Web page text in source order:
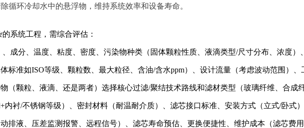
循环冷却水中的悬浮物，维持系统效率和设备寿命。
系统工程，需综合评估：
成分、温度、粘度、密度、污染物种类（固体颗粒性质、液滴类型/尺寸分布、浓度）
标准如ISO等级、颗粒数、最大粒径、含油/含水ppm）、设计流量（考虑波动范围）
（颗粒、液滴、还是两者）选择核心过滤/聚结技术路线和滤材类型（玻璃纤维、合成
内衬/不锈钢等级）、密封材料（耐温耐介质）、滤芯接口标准、安装方式（立式/卧式
排液、压差监测报警、远程信号）、滤芯寿命预估、更换便捷性、维护成本（滤芯费用